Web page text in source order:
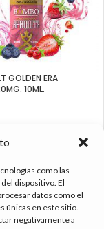
como las
dispositivo. El
datos como el
únicas en este sitio.
negativamente a
GOLDEN ERA
10ML.